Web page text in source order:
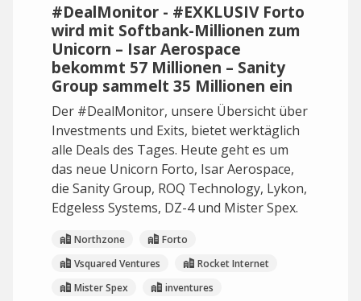
#DealMonitor - #EXKLUSIV Forto
wird mit Softbank-Millionen zum
Unicorn – Isar Aerospace
bekommt 57 Millionen – Sanity
Group sammelt 35 Millionen ein
Der #DealMonitor, unsere Übersicht über
Investments und Exits, bietet werktäglich
alle Deals des Tages. Heute geht es um
das neue Unicorn Forto, Isar Aerospace,
die Sanity Group, ROQ Technology, Lykon,
Edgeless Systems, DZ-4 und Mister Spex.
Northzone
Forto
Vsquared Ventures
Rocket Internet
Mister Spex
inventures